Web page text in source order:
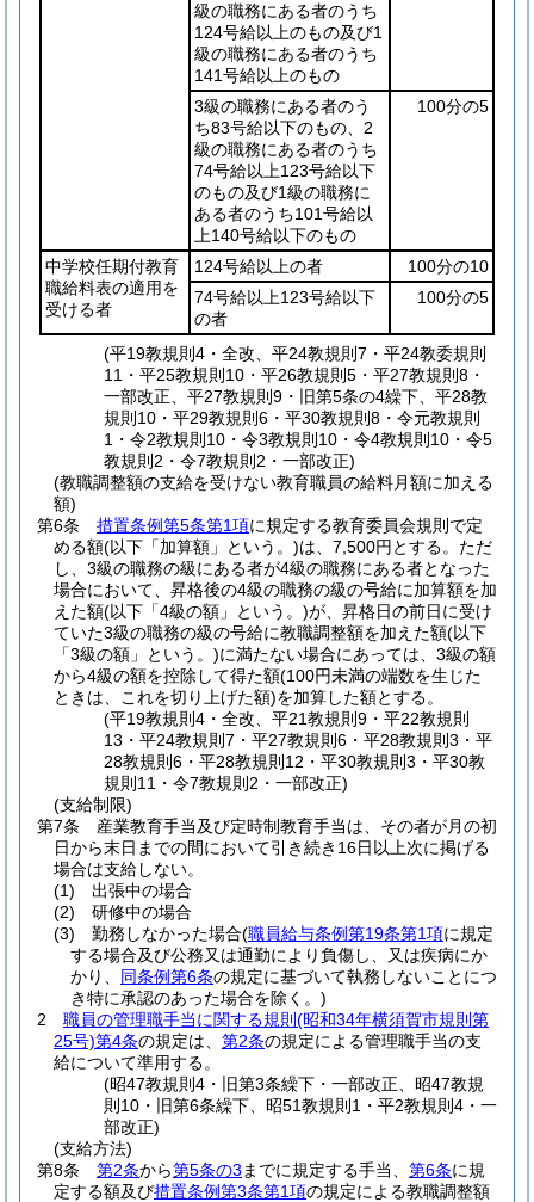
級の職務にある者のうち
124号給以上のもの及び1
級の職務にある者のうち
141号給以上のもの
3級の職務にある者のう
ち83号給以下のもの、2
級の職務にある者のうち
74号給以上123号給以下
のもの及び1級の職務に
ある者のうち101号給以
上140号給以下のもの
100分の5
中学校任期付教育
職給料表の適用を
受ける者
124号給以上の者
100分の10
74号給以上123号給以下
の者
100分の5
(平19教規則4・全改、平24教規則7・平24教委規則
11・平25教規則10・平26教規則5・平27教規則8・
一部改正、平27教規則9・旧第5条の4繰下、平28教
規則10・平29教規則6・平30教規則8・令元教規則
1・令2教規則10・令3教規則10・令4教規則10・令5
教規則2・令7教規則2・一部改正)
(教職調整額の支給を受けない教育職員の給料月額に加える
額)
第6条
措置条例第5条第1項に規定する教育委員会規則で定
める額(以下「加算額」という。)は、7,500円とする。 ただ
し、3級の職務の級にある者が4級の職務にある者となった
場合において、昇格後の4級の職務の級の号給に加算額を加
えた額(以下「4級の額」という。)が、昇格日の前日に受け
ていた3級の職務の級の号給に教職調整額を加えた額(以下
「3級の額」という。)に満たない場合にあっては、3級の額
から4級の額を控除して得た額(100円未満の端数を生じた
ときは、これを切り上げた額)を加算した額とする。
(平19教規則4・全改、平21教規則9・平22教規則
13・平24教規則7・平27教規則6・平28教規則3・平
28教規則6・平28教規則12・平30教規則3・平30教
規則11・令7教規則2・一部改正)
(支給制限)
第7条
産業教育手当及び定時制教育手当は、その者が月の初
日から末日までの間において引き続き16日以上次に掲げる
場合は支給しない。
(1)
出張中の場合
(2)
研修中の場合
(3)
勤務しなかった場合(職員給与条例第19条第1項に規定
する場合及び公務又は通勤により負傷し、又は疾病にか
かり、 同条例第6条の規定に基づいて執務しないことにつ
き特に承認のあった場合を除く。)
2
職員の管理職手当に関する規則 (昭和34年横須賀市規則第
25号)第4条の規定は、 第2条の規定による管理職手当の支
給について準用する。
(昭47教規則4・旧第3条繰下・一部改正、昭47教規
則10・旧第6条繰下、昭51教規則1・平2教規則4・一
部改正)
(支給方法)
第8条
第2条から第5条の3 までに規定する手当、 第6条に規
定する額及び措置条例第3条第1項の規定による教職調整額